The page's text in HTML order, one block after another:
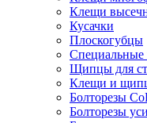
Клещи
Кусачки
Плоскогубцы
Специальные
Щипцы для
Клещи и
Болторезы
Болторезы